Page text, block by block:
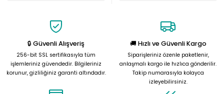
🔒 Güvenli Alışveriş
256-bit SSL sertifikasıyla tüm
işlemleriniz güvendedir. Bilgileriniz
korunur, gizliliğiniz garanti altındadır.
🚚 Hızlı ve Güvenli Kargo
Siparişleriniz özenle paketlenir,
anlaşmalı kargo ile hızlıca gönderilir.
Takip numarasıyla kolayca
izleyebilirsiniz.